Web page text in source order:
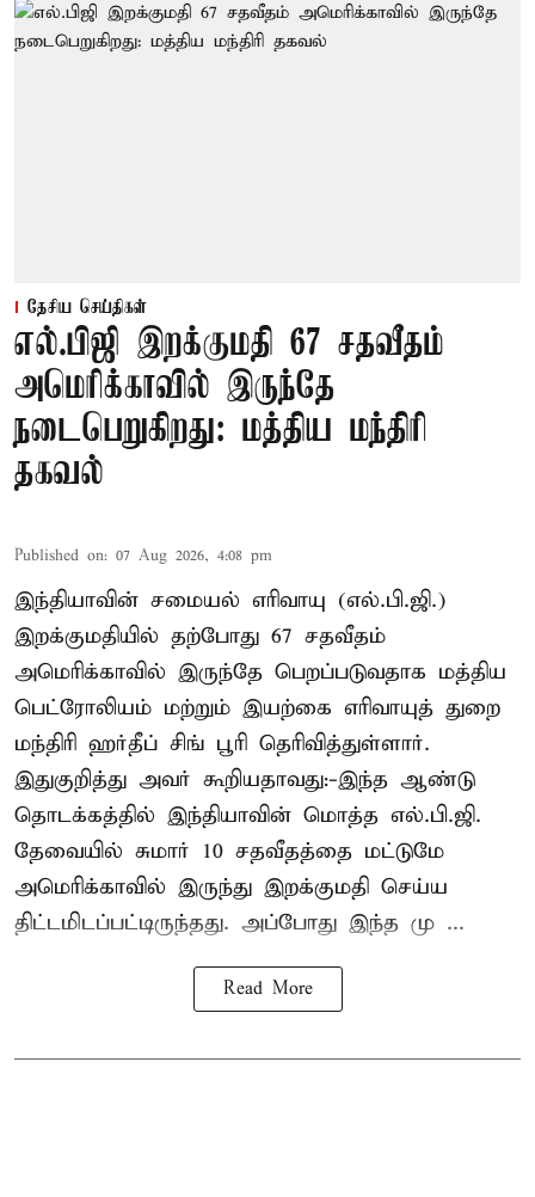
தேசிய செய்திகள்
எல்.பிஜி இறக்குமதி 67 சதவீதம்
அமெரிக்காவில் இருந்தே
நடைபெறுகிறது: மத்திய மந்திரி
தகவல்
Published on: 07 Aug 2026, 4:08 pm
இந்தியாவின் சமையல் எரிவாயு (எல்.பி.ஜி.)
இறக்குமதியில் தற்போது 67 சதவீதம்
அமெரிக்காவில் இருந்தே பெறப்படுவதாக மத்திய
பெட்ரோலியம் மற்றும் இயற்கை எரிவாயுத் துறை
மந்திரி ஹர்தீப் சிங் பூரி தெரிவித்துள்ளார்.
இதுகுறித்து அவர் கூறியதாவது:-இந்த ஆண்டு
தொடக்கத்தில் இந்தியாவின் மொத்த எல்.பி.ஜி.
தேவையில் சுமார் 10 சதவீதத்தை மட்டுமே
அமெரிக்காவில் இருந்து இறக்குமதி செய்ய
திட்டமிடப்பட்டிருந்தது. அப்போது இந்த மு ...
Read More